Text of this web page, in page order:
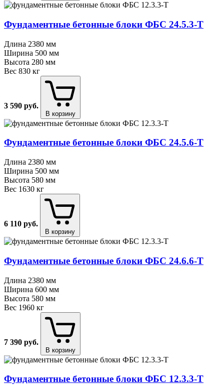
Фундаментные бетонные блоки ФБС 24.5.3⁠-⁠Т
Длина 2380 мм
Ширина 500 мм
Высота 280 мм
Вес 830 кг
3 590 руб.
В корзину
Фундаментные бетонные блоки ФБС 24.5.6⁠-⁠Т
Длина 2380 мм
Ширина 500 мм
Высота 580 мм
Вес 1630 кг
6 110 руб.
В корзину
Фундаментные бетонные блоки ФБС 24.6.6⁠-⁠Т
Длина 2380 мм
Ширина 600 мм
Высота 580 мм
Вес 1960 кг
7 390 руб.
В корзину
Фундаментные бетонные блоки ФБС 12.3.3⁠-⁠Т